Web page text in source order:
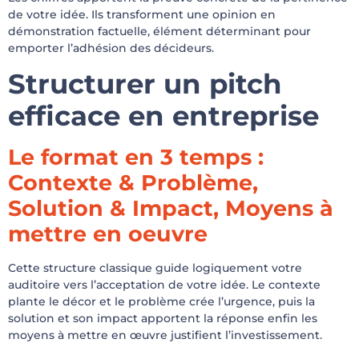
de votre idée. Ils transforment une opinion en
démonstration factuelle, élément déterminant pour
emporter l’adhésion des décideurs.
Structurer un pitch
efficace en entreprise
Le format en 3 temps :
Contexte & Problème,
Solution & Impact, Moyens à
mettre en oeuvre
Cette structure classique guide logiquement votre
auditoire vers l’acceptation de votre idée. Le contexte
plante le décor et le problème crée l’urgence, puis la
solution et son impact apportent la réponse enfin les
moyens à mettre en œuvre justifient l’investissement.